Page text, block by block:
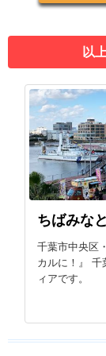
以
ちばみな
千葉市中央区
カルに！』 千
ィアです。